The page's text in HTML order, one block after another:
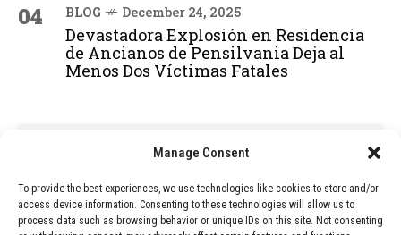
Manage Consent
To provide the best experiences, we use technologies like cookies to store and/or
access device information. Consenting to these technologies will allow us to
process data such as browsing behavior or unique IDs on this site. Not consenting
04 BLOG December 24, 2025
Devastadora Explosión en Residencia
de Ancianos de Pensilvania Deja al
Menos Dos Víctimas Fatales